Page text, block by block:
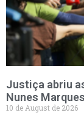
Justiça abriu
Nunes Marques
10 de August de 2026